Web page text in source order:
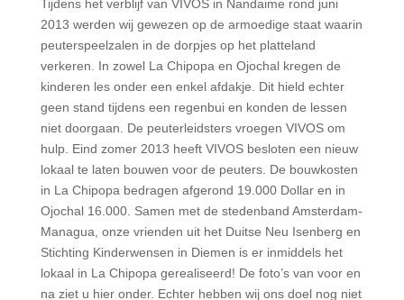
Tijdens het verblijf van VIVOS in Nandaime rond juni
2013 werden wij gewezen op de armoedige staat waarin
peuterspeelzalen in de dorpjes op het platteland
verkeren. In zowel La Chipopa en Ojochal kregen de
kinderen les onder een enkel afdakje. Dit hield echter
geen stand tijdens een regenbui en konden de lessen
niet doorgaan. De peuterleidsters vroegen VIVOS om
hulp. Eind zomer 2013 heeft VIVOS besloten een nieuw
lokaal te laten bouwen voor de peuters. De bouwkosten
in La Chipopa bedragen afgerond 19.000 Dollar en in
Ojochal 16.000. Samen met de stedenband Amsterdam-
Managua, onze vrienden uit het Duitse Neu Isenberg en
Stichting Kinderwensen in Diemen is er inmiddels het
lokaal in La Chipopa gerealiseerd! De foto’s van voor en
na ziet u hier onder. Echter hebben wij ons doel nog niet